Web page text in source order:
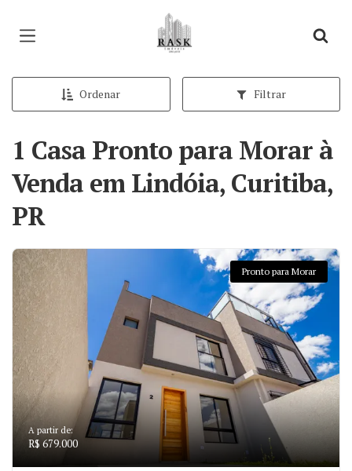
Página inicial
Ordenar Filtrar
1 Casa Pronto para Morar à
Venda em Lindóia, Curitiba,
PR
Pronto para Morar
A partir de:
R$ 679.000